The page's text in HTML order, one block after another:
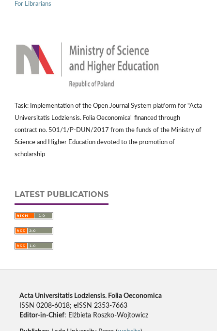
For Librarians
Task: Implementation of the Open Journal System platform for "Acta
Universitatis Lodziensis. Folia Oeconomica" financed through
contract no. 501/1/P-DUN/2017 from the funds of the Ministry of
Science and Higher Education devoted to the promotion of
scholarship
LATEST PUBLICATIONS
Acta Universitatis Lodziensis. Folia Oeconomica
ISSN 0208-6018; eISSN 2353-7663
Editor-in-Chief: Elżbieta Roszko-Wojtowicz